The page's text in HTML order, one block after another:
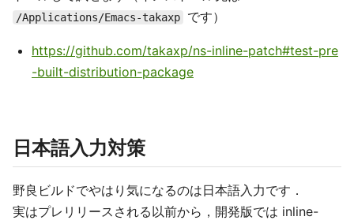
/Applications/Emacs-takaxp です）
https://github.com/takaxp/ns-inline-patch#test-pre
-built-distribution-package
日本語入力対策
野良ビルドでやはり気になるのは日本語入力です．
実はプレリリースされる以前から，開発版では inline-